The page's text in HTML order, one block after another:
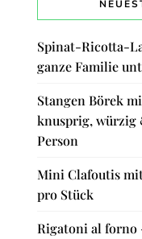
Spinat-Ricotta-
ganze Familie
Stangen Börek
knusprig, würzig
Person
Mini Clafoutis
pro Stück
Rigatoni al forno